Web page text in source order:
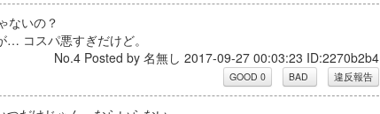
ないの？
コスパ悪すぎだけど。
No.4 Posted by 名無し 2017-09-27 00:03:23 ID:2270b2b4